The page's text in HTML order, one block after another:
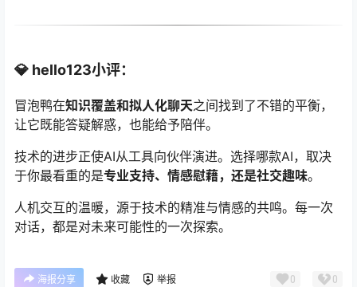
💎 hello123小评：
冒泡鸭在知识覆盖和拟人化聊天之间找到了不错的平衡，
让它既能答疑解惑，也能给予陪伴。
技术的进步正使AI从工具向伙伴演进。选择哪款AI，取决
于你最看重的是专业支持、情感慰藉，还是社交趣味。
人机交互的温暖，源于技术的精准与情感的共鸣。每一次
对话，都是对未来可能性的一次探索。
海报分享 收藏 举报 0 0